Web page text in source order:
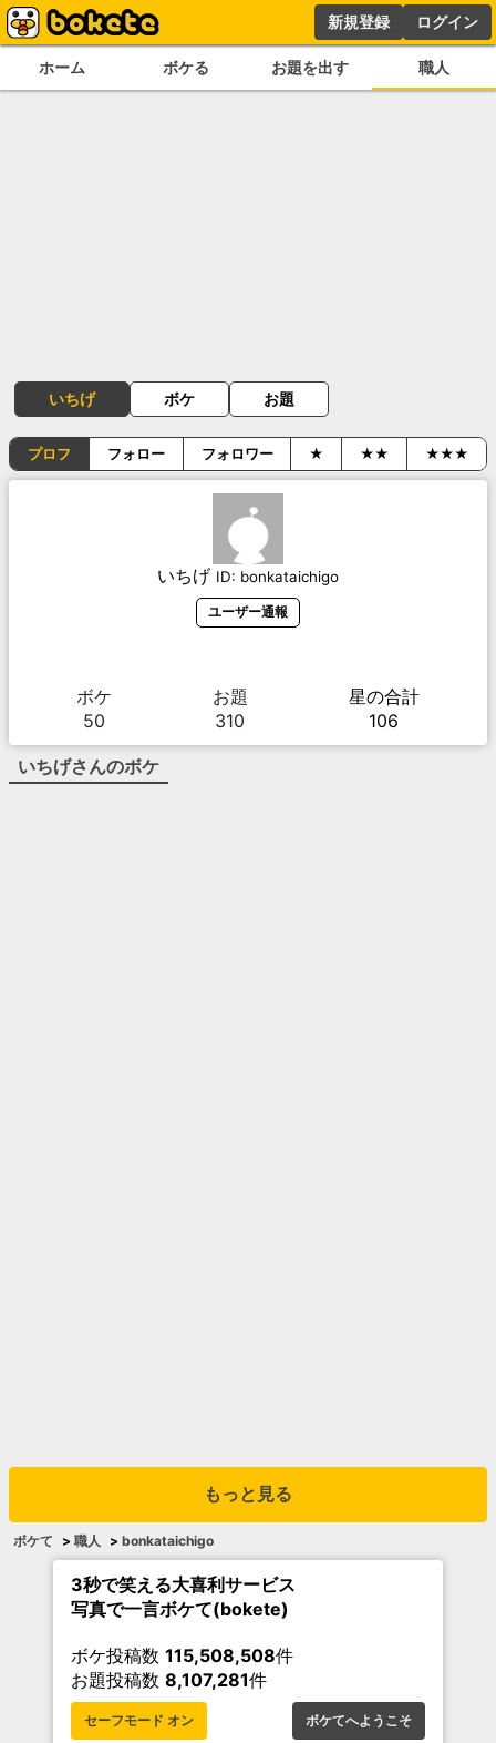
新規登録 ログイン
ホーム ボケる お題を出す 職人
いちげ ボケ お題
プロフ フォロー フォロワー ★ ★★ ★★★
いちげ ID: bonkataichigo
ユーザー通報
ボケ
50
お題
310
星の合計
106
いちげさんのボケ
もっと見る
ボケて > 職人 > bonkataichigo
3秒で笑える大喜利サービス
写真で一言ボケて(bokete)
ボケ投稿数 115,508,508件
お題投稿数 8,107,281件
セーフモード オン ボケてへようこそ